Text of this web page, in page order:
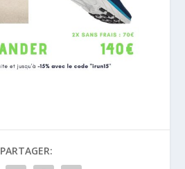
PARTAGER: